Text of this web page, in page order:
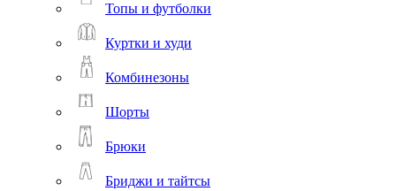
Топы и футболки
Куртки и худи
Комбинезоны
Шорты
Брюки
Бриджи и тайтсы